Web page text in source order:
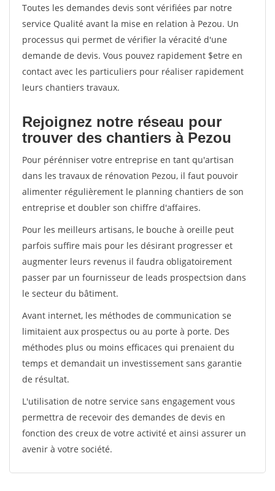
Toutes les demandes devis sont vérifiées par notre
service Qualité avant la mise en relation à Pezou. Un
processus qui permet de vérifier la véracité d'une
demande de devis. Vous pouvez rapidement $etre en
contact avec les particuliers pour réaliser rapidement
leurs chantiers travaux.
Rejoignez notre réseau pour
trouver des chantiers à Pezou
Pour pérénniser votre entreprise en tant qu'artisan
dans les travaux de rénovation Pezou, il faut pouvoir
alimenter régulièrement le planning chantiers de son
entreprise et doubler son chiffre d'affaires.
Pour les meilleurs artisans, le bouche à oreille peut
parfois suffire mais pour les désirant progresser et
augmenter leurs revenus il faudra obligatoirement
passer par un fournisseur de leads prospectsion dans
le secteur du bâtiment.
Avant internet, les méthodes de communication se
limitaient aux prospectus ou au porte à porte. Des
méthodes plus ou moins efficaces qui prenaient du
temps et demandait un investissement sans garantie
de résultat.
L'utilisation de notre service sans engagement vous
permettra de recevoir des demandes de devis en
fonction des creux de votre activité et ainsi assurer un
avenir à votre société.